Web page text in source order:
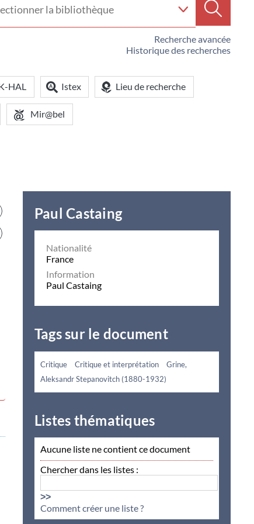
Recherche avancée
Historique des recherches
HAL Istex Lieu de recherche
Mir@bel
document
ressources
Paul Castaing
Nationalité
France
Information
Paul Castaing
Tags sur le document
Critique Critique et interprétation
Grine,
Aleksandr Stepanovitch (1880-1932)
Listes thématiques
Aucune liste ne contient ce document
Chercher dans les listes :
>>
Comment créer une liste ?